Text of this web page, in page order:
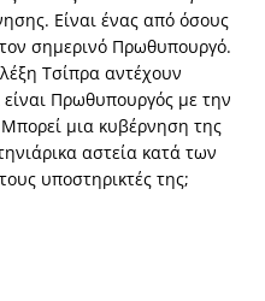
Είναι ένας από όσους
σημερινό Πρωθυπουργό.
Τσίπρα αντέχουν
Πρωθυπουργός με την
μια κυβέρνηση της
αστεία κατά των
υποστηρικτές της;